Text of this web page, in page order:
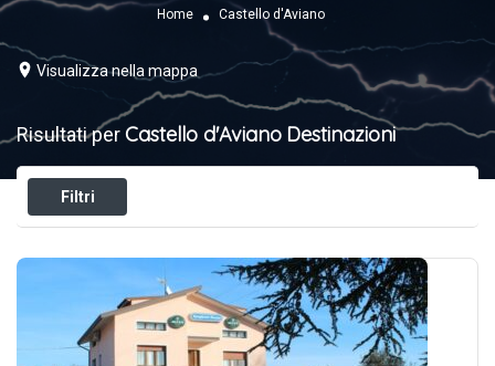
Home Castello d'Aviano
Visualizza nella mappa
Risultati per Castello d'Aviano Destinazioni
Filtri